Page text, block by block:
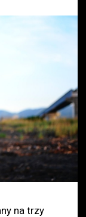
na trzy